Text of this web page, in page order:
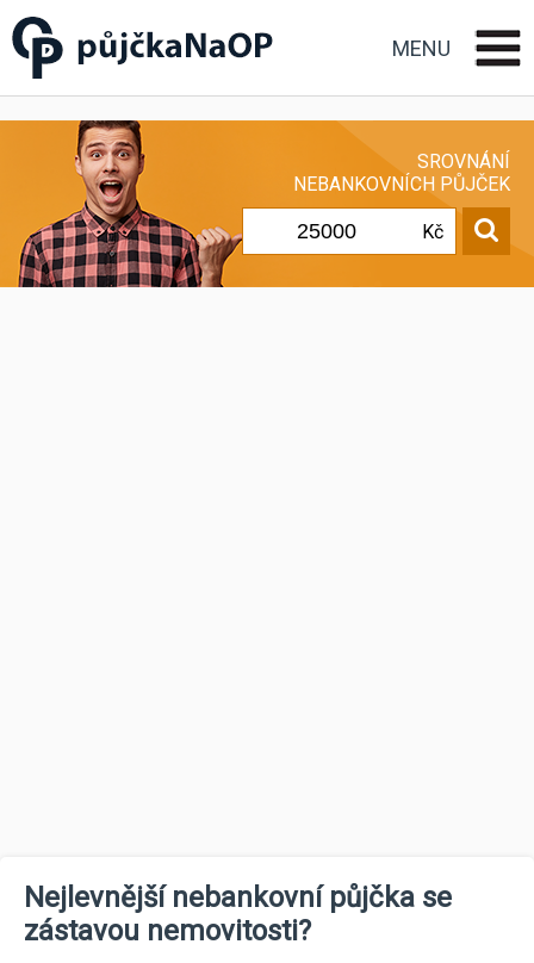
Půjčka na OP občanský
průkaz
MENU
SROVNÁNÍ
NEBANKOVNÍCH PŮJČEK
Kč
Nejlevnější nebankovní půjčka se
zástavou nemovitosti?